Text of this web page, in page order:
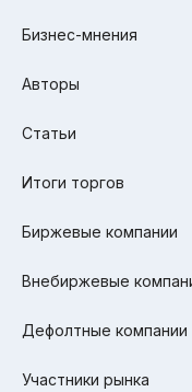
Бизнес-мнения
Авторы
Статьи
Итоги торгов
Биржевые компании
Внебиржевые
Дефолтные компании
Участники рынка